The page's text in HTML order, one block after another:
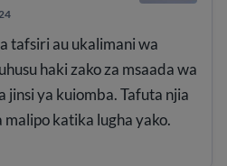
tafsiri au ukalimani wa
haki zako za msaada wa
jinsi ya kuiomba. Tafuta njia
katika lugha yako.